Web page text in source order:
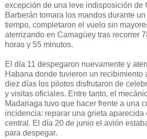
excepción de una leve indisposición de
Barberán tomara los mandos durante
tiempo, completaron el vuelo sin
aterrizando en Camagüey tras recorrer
horas y 55 minutos.
El día 11 despegaron nuevamente y
Habana donde tuvieron un recibimiento
diez días los pilotos disfrutaron de
y visitas oficiales. Entre tanto, el
Madariaga tuvo que hacer frente a una
incidencia: reparar una grieta aparecida
central. El día 20 de junio el avión
para despegar.